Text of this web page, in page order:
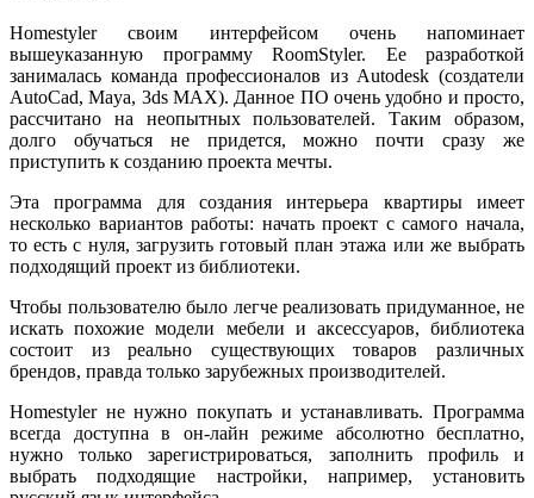
Homestyler своим интерфейсом очень напоминает
вышеуказанную программу RoomStyler. Ее разработкой
занималась команда профессионалов из Autodesk (создатели
AutoCad, Maya, 3ds MAX). Данное ПО очень удобно и просто,
рассчитано на неопытных пользователей. Таким образом,
долго обучаться не придется, можно почти сразу же
приступить к созданию проекта мечты.
Эта программа для создания интерьера квартиры имеет
несколько вариантов работы: начать проект с самого начала,
то есть с нуля, загрузить готовый план этажа или же выбрать
подходящий проект из библиотеки.
Чтобы пользователю было легче реализовать придуманное, не
искать похожие модели мебели и аксессуаров, библиотека
состоит из реально существующих товаров различных
брендов, правда только зарубежных производителей.
Homestyler не нужно покупать и устанавливать. Программа
всегда доступна в он-лайн режиме абсолютно бесплатно,
нужно только зарегистрироваться, заполнить профиль и
выбрать подходящие настройки, например, установить